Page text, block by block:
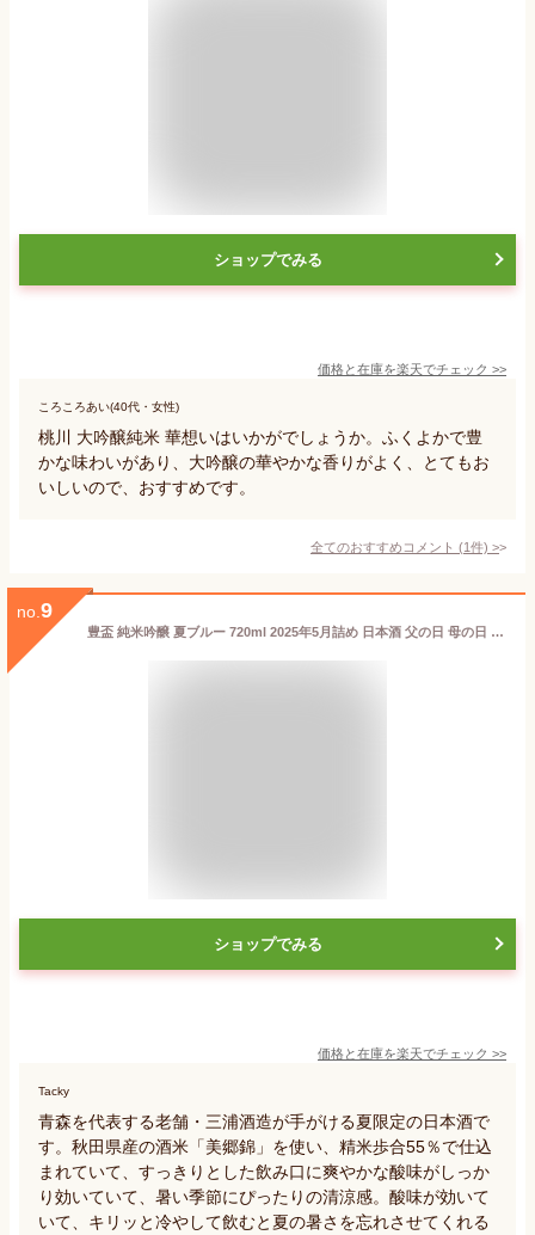
ショップでみる
価格と在庫を楽天でチェック >>
ころころあい(40代・女性)
桃川 大吟醸純米 華想いはいかがでしょうか。ふくよかで豊
かな味わいがあり、大吟醸の華やかな香りがよく、とてもお
いしいので、おすすめです。
全てのおすすめコメント (1件) >
no. 9
豊盃 純米吟醸 夏ブルー 720ml 2025年5月詰め 日本酒 父の日 母の日 2025 ホワイトデー お返し 贈り物 プレゼント あす楽 ギフト のし 贈答品 お祝 御祝 誕生日 内祝 還暦祝い 結婚祝い 出産祝い お酒 就職祝 退職祝
ショップでみる
価格と在庫を楽天でチェック >>
Tacky
青森を代表する老舗・三浦酒造が手がける夏限定の日本酒で
す。秋田県産の酒米「美郷錦」を使い、精米歩合55％で仕込
まれていて、すっきりとした飲み口に爽やかな酸味がしっか
り効いていて、暑い季節にぴったりの清涼感。酸味が効いて
いて、キリッと冷やして飲むと夏の暑さを忘れさせてくれる